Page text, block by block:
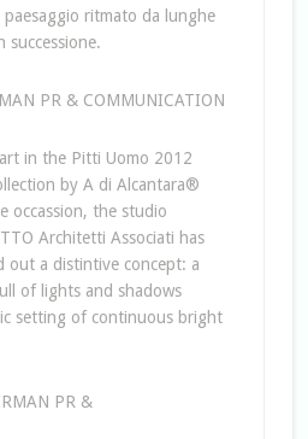
ritmato da lunghe
successione.
PR & COMMUNICATION
in the Pitti Uomo 2012
by A di Alcantara®
occassion, the studio
Architetti Associati has
out a distintive concept: a
of lights and shadows
setting of continuous bright
PR &